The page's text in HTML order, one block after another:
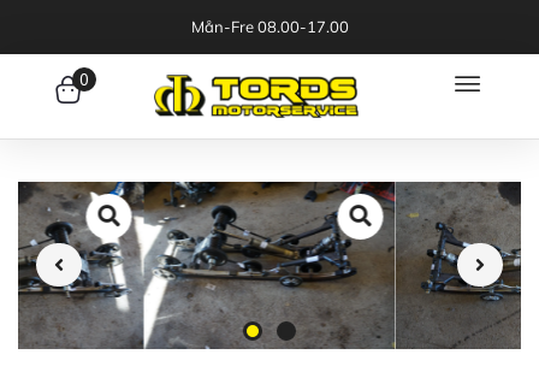
Mån-Fre 08.00-17.00
0